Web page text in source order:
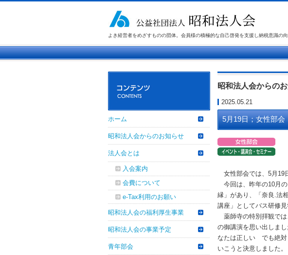
よき経営者をめざすものの団体。会員様の積極的な自己啓発を支援し納税意識の
昭和法人会からの
2025.05.21
5月19日；女性部
女性部会では、 5月 19
今回は、昨年の10月
縁」があり、「奈良 .法
講座」としてバス研修見
薬師寺の特別拝観では
の御講演を思い出しま
なたは正しい でも絶対
いこうと決意しました。
ホーム
昭和法人会からのお知らせ
法人会とは
入会案内
会費について
e-Tax利用のお願い
昭和法人会の福利厚生事業
昭和法人会の事業予定
青年部会